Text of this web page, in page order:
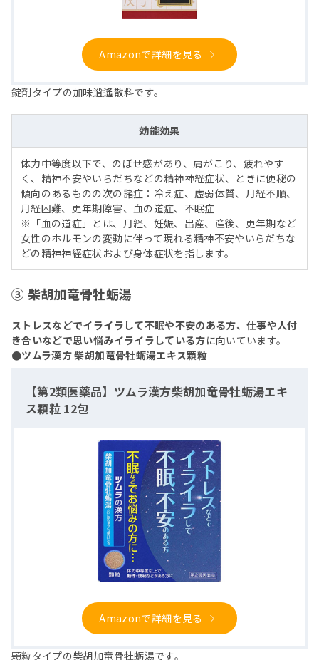
Amazonで詳細を見る
錠剤タイプの加味逍遙散料です。
効能効果
体力中等度以下で、のぼせ感があり、肩がこり、疲れやす
く、精神不安やいらだちなどの精神神経症状、ときに便秘の
傾向のあるものの次の諸症：冷え症、虚弱体質、月経不順、
月経困難、更年期障害、血の道症、不眠症
※「血の道症」とは、月経、妊娠、出産、産後、更年期など
女性のホルモンの変動に伴って現れる精神不安やいらだちな
どの精神神経症状および身体症状を指します。
③ 柴胡加竜骨牡蛎湯
ストレスなどでイライラして不眠や不安のある方、仕事や人付
き合いなどで思い悩みイライラしている方に向いています。
●ツムラ漢方 柴胡加竜骨牡蛎湯エキス顆粒
【第2類医薬品】ツムラ漢方柴胡加竜骨牡蛎湯エキ
ス顆粒 12包
Amazonで詳細を見る
顆粒タイプの柴胡加竜骨牡蛎湯です。